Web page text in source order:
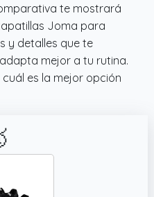
te mostrará
Joma para
y detalles que te
mejor a tu rutina.
es la mejor opción